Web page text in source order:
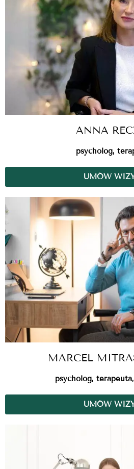
ANNA
psycholog,
UMÓW
MARCEL
psycholog,
UMÓW